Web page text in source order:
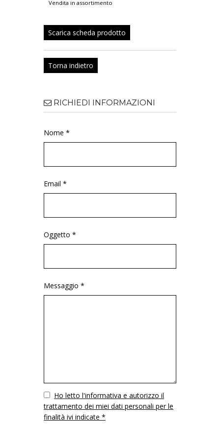
vendita in assortimento
Scarica scheda prodotto
Torna indietro
RICHIEDI INFORMAZIONI
Nome *
Email *
Oggetto *
Messaggio *
VuotoHo letto l'informativa e autorizzo il
trattamento dei miei dati personali per le
finalità ivi indicate *